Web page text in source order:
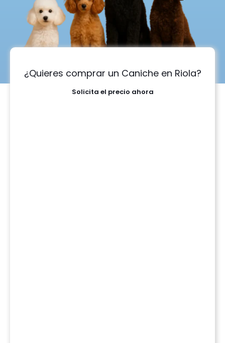
¿Quieres comprar un Caniche en Riola?
Solicita el precio ahora